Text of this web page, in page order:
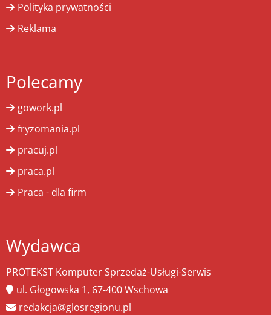
Polityka prywatności
Reklama
Polecamy
gowork.pl
fryzomania.pl
pracuj.pl
praca.pl
Praca - dla firm
Wydawca
PROTEKST Komputer Sprzedaż-Usługi-Serwis
ul. Głogowska 1, 67-400 Wschowa
redakcja@glosregionu.pl